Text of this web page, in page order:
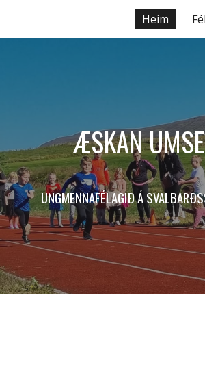
Heim
ÆSKAN
UNGMENNAFÉLAGIÐ Á